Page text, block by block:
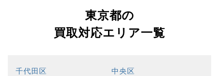
東京都の
買取対応エリア一覧
千代田区 中央区